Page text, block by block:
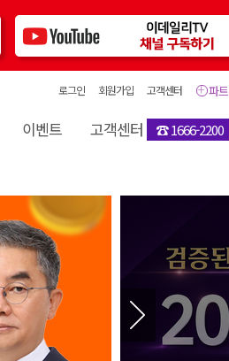
파
로그인 회원가입 고객센터
이벤트 고객센터 ☎ 1666-2200